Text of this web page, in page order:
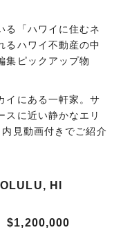
る「ハワイに住むネ
るハワイ不動産の中
集ピックアップ物
イにある一軒家。サ
スに近い静かなエリ
見動画付きでご紹介
HI
$1,200,000